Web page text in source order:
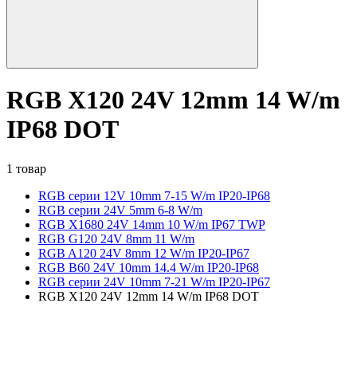
RGB X120 24V 12mm 14 W/m
IP68 DOT
1 товар
RGB серии 12V 10mm 7-15 W/m IP20-IP68
RGB серии 24V 5mm 6-8 W/m
RGB X1680 24V 14mm 10 W/m IP67 TWP
RGB G120 24V 8mm 11 W/m
RGB A120 24V 8mm 12 W/m IP20-IP67
RGB B60 24V 10mm 14.4 W/m IP20-IP68
RGB серии 24V 10mm 7-21 W/m IP20-IP67
RGB X120 24V 12mm 14 W/m IP68 DOT